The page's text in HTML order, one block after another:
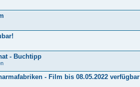
- Buchtipp
- Film bis 08.05.2022 verfügbar